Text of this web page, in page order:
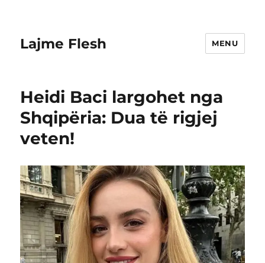
Lajme Flesh MENU
Heidi Baci largohet nga
Shqipëria: Dua të rigjej
veten!